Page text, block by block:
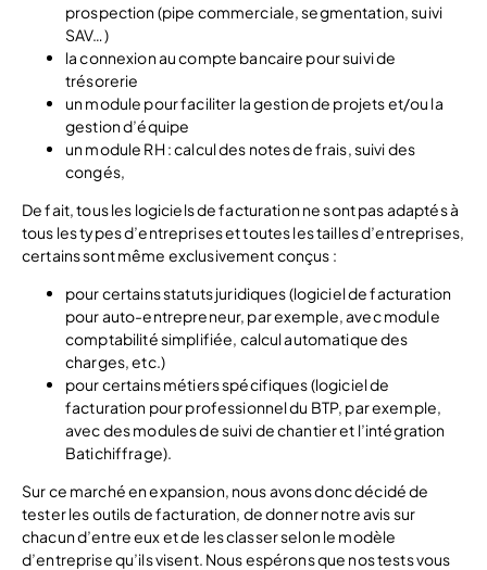
prospection (pipe commerciale, segmentation, suivi
SAV…)
la connexion au compte bancaire pour suivi de
trésorerie
un module pour faciliter la gestion de projets et/ou la
gestion d’équipe
un module RH : calcul des notes de frais, suivi des
congés,
De fait, tous les logiciels de facturation ne sont pas adaptés à
tous les types d’entreprises et toutes les tailles d’entreprises,
certains sont même exclusivement conçus :
pour certains statuts juridiques (logiciel de facturation
pour auto-entrepreneur, par exemple, avec module
comptabilité simplifiée, calcul automatique des
charges, etc.)
pour certains métiers spécifiques (logiciel de
facturation pour professionnel du BTP, par exemple,
avec des modules de suivi de chantier et l’intégration
Batichiffrage).
Sur ce marché en expansion, nous avons donc décidé de
tester les outils de facturation, de donner notre avis sur
chacun d’entre eux et de les classer selon le modèle
d’entreprise qu’ils visent. Nous espérons que nos tests vous